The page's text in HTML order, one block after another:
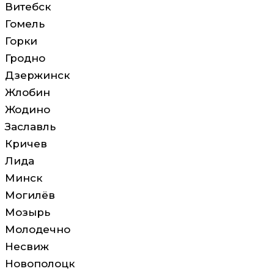
Витебск
Гомель
Горки
Гродно
Дзержинск
Жлобин
Жодино
Заславль
Кричев
Лида
Минск
Могилёв
Мозырь
Молодечно
Несвиж
Новополоцк